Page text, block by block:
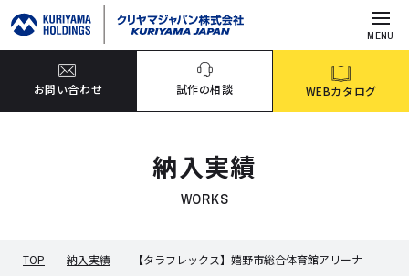
MENU
お問い合わせ 試作の相談 WEBカタログ
納入実績
WORKS
TOP 納入実績 【タラフレックス】嬉野市総合体育館アリーナ